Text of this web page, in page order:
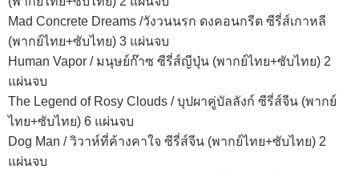
Mad Concrete Dreams /วังวนนรก ดงคอนกรีต ซีรี่ส์เกาหลี
(พากย์ไทย+ซับไทย) 3 แผ่นจบ
Human Vapor / มนุษย์ก๊าซ ซีรี่ส์ญีปุ่น (พากย์ไทย+ซับไทย) 2
แผ่นจบ
The Legend of Rosy Clouds / บุปผาคู่บัลลังก์ ซีรี่ส์จีน (พากย์
ไทย+ซับไทย) 6 แผ่นจบ
Dog Man / วิวาห์ที่ค้างคาใจ ซีรี่ส์จีน (พากย์ไทย+ซับไทย) 2
แผ่นจบ